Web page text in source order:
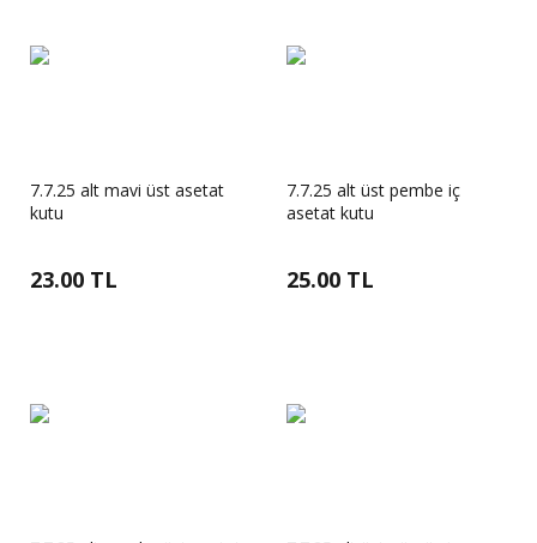
7.7.25 alt mavi üst asetat
kutu
23.00 TL
7.7.25 alt üst pembe iç
asetat kutu
25.00 TL